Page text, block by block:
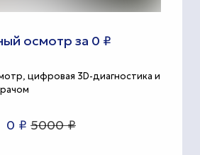
осмотр за 0 ₽
цифровая 3D-диагностика и
0 ₽ 5000 ₽